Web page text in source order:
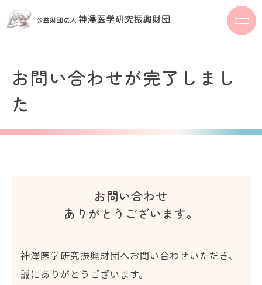
t
お問い合わせが完了しまし
た
お問い合わせ
ありがとうございます。
神澤医学研究振興財団へお問い合わせいただき、
誠にありがとうございます。